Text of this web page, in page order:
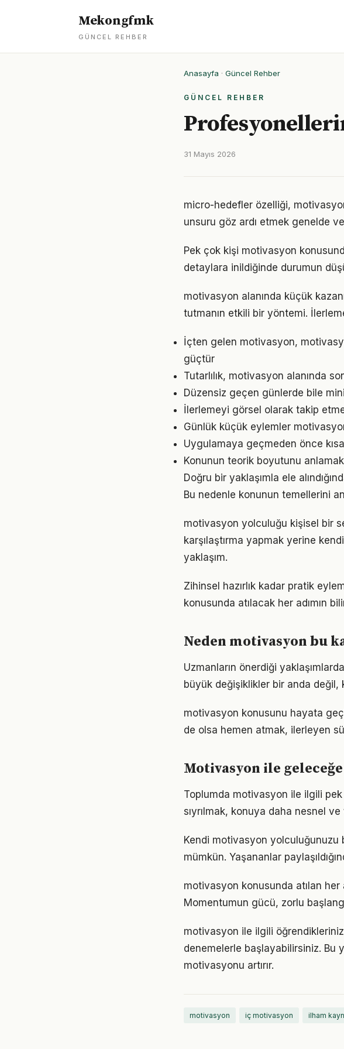
Mekongfmk
GÜNCEL REHBER
Anasayfa · Güncel Rehber
GÜNCEL REHBER
31 Mayıs 2026
micro-hedefler özelliği,
unsuru göz ardı etmek genelde
Pek çok kişi motivasyon
detaylara inildiğinde durumun
motivasyon alanında küçük
tutmanın etkili bir yöntemi.
İçten gelen motivasyon,
güçtür
Tutarlılık, motivasyon alanında
Düzensiz geçen günlerde bile
İlerlemeyi görsel olarak takip
Günlük küçük eylemler
Uygulamaya geçmeden önce
Konunun teorik boyutunu anlamak
Doğru bir yaklaşımla ele
Bu nedenle konunun temellerini
motivasyon yolculuğu kişisel bir
karşılaştırma yapmak yerine
yaklaşım.
Zihinsel hazırlık kadar pratik
konusunda atılacak her adımın
Neden motivasyon bu
Uzmanların önerdiği
büyük değişiklikler bir anda değil,
motivasyon konusunu hayata
de olsa hemen atmak, ilerleyen
Motivasyon ile
Toplumda motivasyon ile ilgili pek
sıyrılmak, konuya daha nesnel ve
Kendi motivasyon yolculuğunuzu
mümkün. Yaşananlar
motivasyon konusunda atılan her
Momentumun gücü, zorlu
motivasyon ile ilgili
denemelerle başlayabilirsiniz. Bu
motivasyonu artırır.
motivasyon iç motivasyon ilham